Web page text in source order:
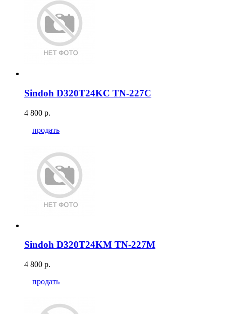
Sindoh D320T24KC TN-227C
4 800 р.
продать
Sindoh D320T24KM TN-227M
4 800 р.
продать